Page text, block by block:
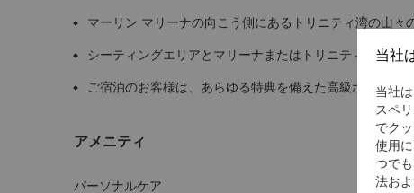
マーリン マリーナの向こう側にあるトリニティ湾の山々
シーティングエリアとマリーナまたはトリニティ湾を見
ご宿泊のお客様は、あらゆる特典を備えた高級ホライズ
アメニティ
パーソナルケア
当社
当社
スペ
でク
使用
つで
法お